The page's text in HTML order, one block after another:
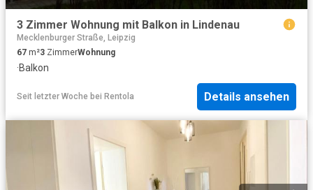
3 Zimmer Wohnung mit Balkon in Lindenau
Mecklenburger Straße, Leipzig
67 m²3 ZimmerWohnung
·Balkon
Seit letzter Woche bei Rentola Details ansehen